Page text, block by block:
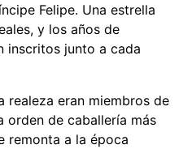
Felipe. Una estrella
y los años de
inscritos junto a cada
realeza eran miembros de
orden de caballería más
remonta a la época